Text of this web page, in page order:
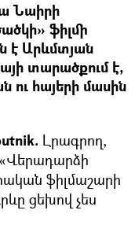
Նաիրի
ֆիլմի
է Արևմտյան
տարածքում է,
ու հայերի մասին
Լրագրող,
ֆիլմաշարի
ցեխով չես